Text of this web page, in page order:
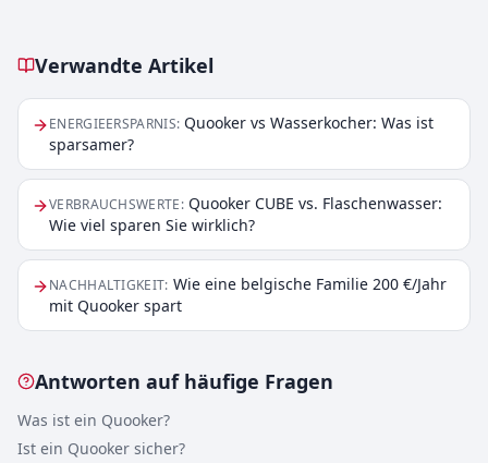
Verwandte Artikel
Verwandte Artikel
ENERGIEERSPARNIS: Quooker vs Wasserkocher: Was ist
sparsamer?
VERBRAUCHSWERTE: Quooker CUBE vs. Flaschenwasser:
Wie viel sparen Sie wirklich?
NACHHALTIGKEIT: Wie eine belgische Familie 200 €/Jahr
mit Quooker spart
Antworten auf häufige Fragen
Was ist ein Quooker?
Ist ein Quooker sicher?